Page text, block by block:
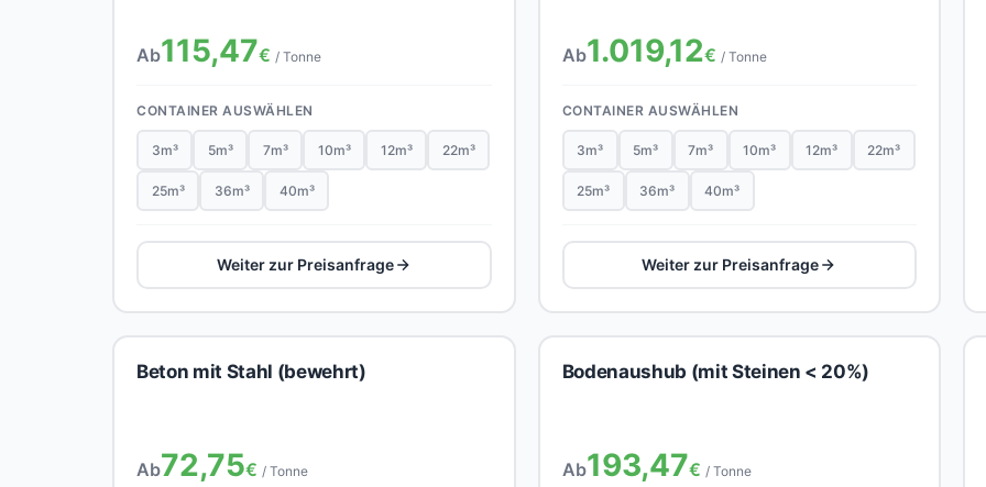
Ab115,47€ / Tonne
CONTAINER AUSWÄHLEN
3m³ 5m³ 7m³ 10m³ 12m³ 22m³
25m³ 36m³ 40m³
Weiter zur Preisanfrage
Ab1.019,12€ / Tonne
CONTAINER AUSWÄHLEN
3m³ 5m³ 7m³ 10m³ 12m³ 22m³
25m³ 36m³ 40m³
Weiter zur Preisanfrage
Beton mit Stahl (bewehrt)
Ab72,75€ / Tonne
Bodenaushub (mit Steinen < 20%)
Ab193,47€ / Tonne